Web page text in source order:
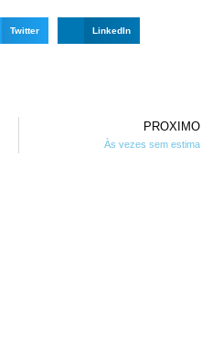
Twitter LinkedIn
PROXIMO
Às vezes sem estima